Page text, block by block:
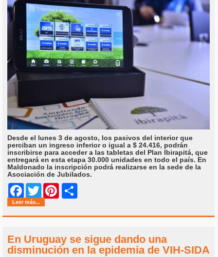
Desde el lunes 3 de agosto, los pasivos del interior que
perciban un ingreso inferior o igual a $ 24.416, podrán
inscribirse para acceder a las tabletas del Plan Ibirapitá, que
entregará en esta etapa 30.000 unidades en todo el país. En
Maldonado la inscripción podrá realizarse en la sede de la
Asociación de Jubilados.
Facebook
Twitter Pinterest
Leer más...
En Uruguay se sigue dando una
disminución en la epidemia de VIH-SIDA